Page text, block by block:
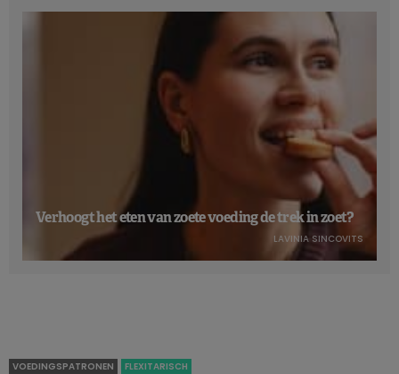
Verhoogt het eten van zoete voeding de trek in zoet?
LAVINIA SINCOVITS
VOEDINGSPATRONEN FLEXITARISCH